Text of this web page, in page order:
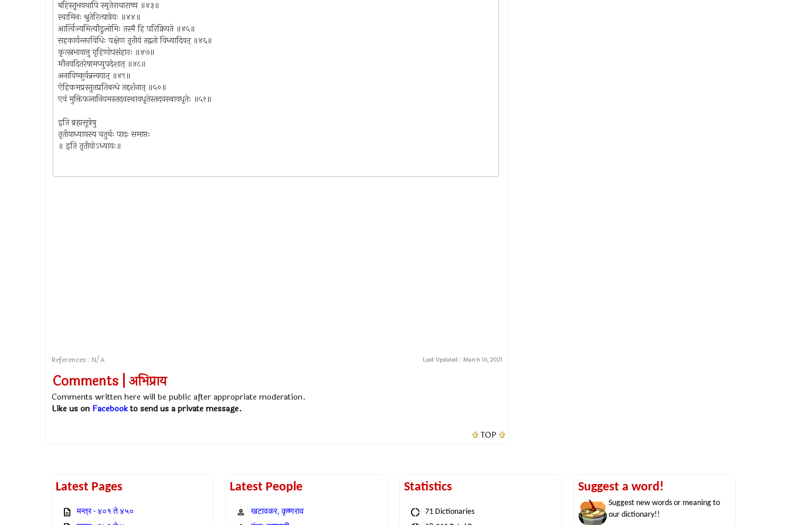
बहिस्तूभयथापि स्मृतेराचाराच्च ॥४३॥
स्वामिनः श्रुतेरित्यात्रेयः ॥४४॥
आर्त्विज्यमित्यौडुलोमिः तस्मै हि परिक्रियते ॥४५॥
सहकार्यन्तरविधिः पक्षेण तृतीयं तद्वतो विध्यादिवत् ॥४६॥
कृत्स्नभावात्तु गृहिणोपसंहारः ॥४७॥
मौनवदितरेषामप्युपदेशात् ॥४८॥
अनाविष्कुर्वन्नन्वयात् ॥४९॥
ऐहिकमप्रस्तुतप्रतिबन्धे तद्दर्शनात् ॥५०॥
एवं मुक्तिफलानियमस्तदवस्थावधृतेस्तदवस्थावधृतेः ॥५१॥
इति ब्रह्मसूत्रेषु
तृतीयाध्यायस्य चतुर्थः पादः समाप्तः
॥ इति तृतीयोऽध्यायः॥
References : N/A Last Updated : March 16, 2021
Comments | अभिप्राय
Comments written here will be public after appropriate moderation.
Like us on Facebookto send us a private message.
TOP
Latest Pages
मन्त्र - ४०१ ते ४५०
Latest People
खटावकर, कृष्णराव
Statistics
71 Dictionaries
Suggest a word!
Suggest new words or meaning to
our dictionary!!